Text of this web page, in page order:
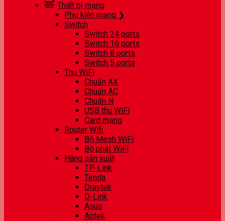
Thiết bị mạng
Phụ kiện mạng ❯
Switch
Switch 24 ports
Switch 16 ports
Switch 8 ports
Switch 5 ports
Thu WiFi
Chuẩn AX
Chuẩn AC
Chuẩn N
USB thu WiFi
Card mạng
Router Wifi
Bộ Mesh WiFi
Bộ phát WiFi
Hãng sản xuất
TP-Link
Tenda
Draytek
D-Link
Asus
Aptek